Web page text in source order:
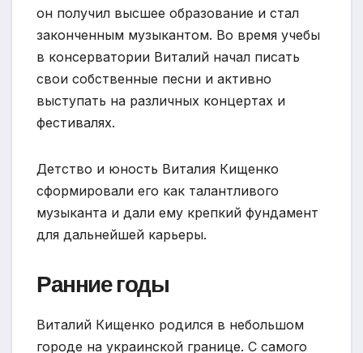
он получил высшее образование и стал
законченным музыкантом. Во время учебы
в консерватории Виталий начал писать
свои собственные песни и активно
выступать на различных концертах и
фестивалях.
Детство и юность Виталия Кищенко
сформировали его как талантливого
музыканта и дали ему крепкий фундамент
для дальнейшей карьеры.
Ранние годы
Виталий Кищенко родился в небольшом
городе на украинской границе. С самого